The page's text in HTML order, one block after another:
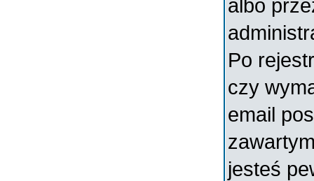
albo
Po
czy
email
jesteś